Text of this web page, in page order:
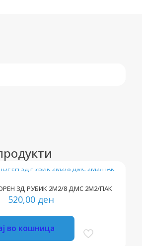
3Д РУБИК 2М2/8 ДМС 2М2/ПАК
520,00 ден
во кошница